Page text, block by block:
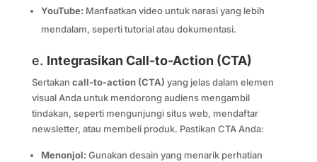
YouTube: Manfaatkan video untuk narasi yang lebih
mendalam, seperti tutorial atau dokumentasi.
e. Integrasikan Call-to-Action (CTA)
Sertakan call-to-action (CTA) yang jelas dalam elemen
visual Anda untuk mendorong audiens mengambil
tindakan, seperti mengunjungi situs web, mendaftar
newsletter, atau membeli produk. Pastikan CTA Anda:
Menonjol: Gunakan desain yang menarik perhatian